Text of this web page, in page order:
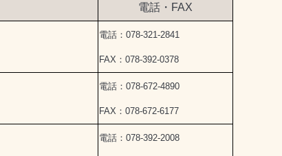
電話・FAX
電話：078-321-2841
FAX：078-392-0378
電話：078-672-4890
FAX：078-672-6177
電話：078-392-2008